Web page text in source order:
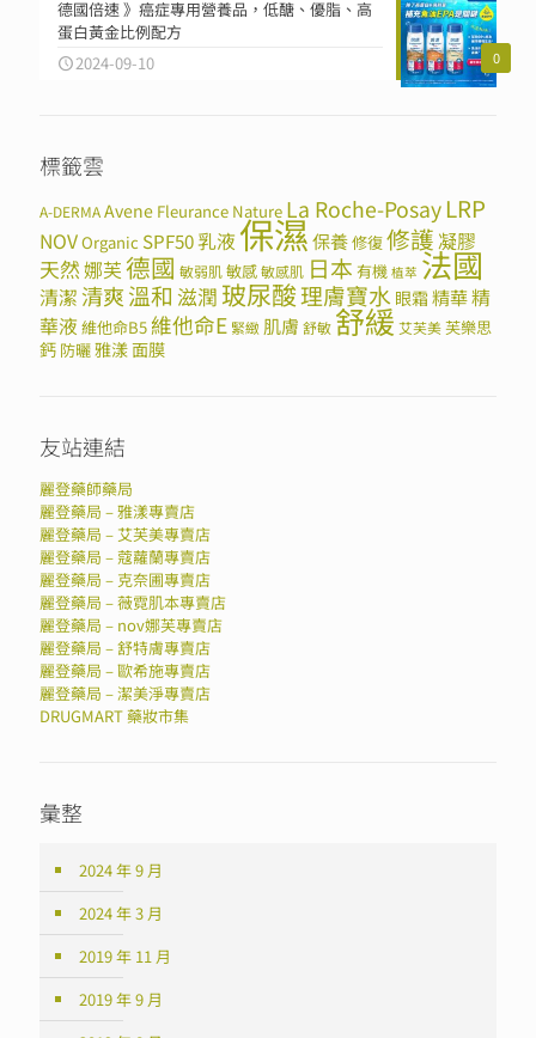
0
德國倍速 》癌症專用營養品，低醣、優脂、高
蛋白黃金比例配方
2024-09-10
標籤雲
A-DERMAAvene Fleurance Nature La Roche-PosayLRP
NOVOrganic SPF50乳液保濕保養修復修護凝膠
天然娜芙德國 敏弱肌敏感敏感肌 日本 有機 植萃 法國
清潔清爽溫和 滋潤 玻尿酸理膚寶水 眼霜精華精
華液維他命B5 維他命E 緊緻 肌膚 舒敏 舒緩 艾芙美芙樂思
鈣 防曬雅漾面膜
友站連結
麗登藥師藥局
麗登藥局 – 雅漾專賣店
麗登藥局 – 艾芙美專賣店
麗登藥局 – 蔻蘿蘭專賣店
麗登藥局 – 克奈圃專賣店
麗登藥局 – 薇霓肌本專賣店
麗登藥局 – nov娜芙專賣店
麗登藥局 – 舒特膚專賣店
麗登藥局 – 歐希施專賣店
麗登藥局 – 潔美淨專賣店
DRUGMART 藥妝市集
彙整
2024 年 9 月
2024 年 3 月
2019 年 11 月
2019 年 9 月